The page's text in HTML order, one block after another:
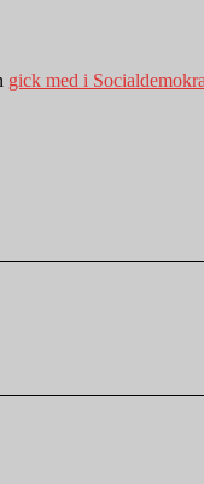
gick med i